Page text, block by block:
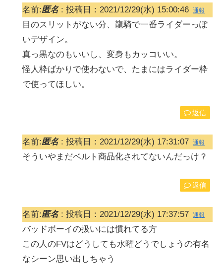
名前:匿名: 投稿日：2021/12/29(水) 15:00:46 通報
目のスリットがない分、龍騎で一番ライダーっぽ
いデザイン。
真っ黒なのもいいし、変身もカッコいい。
怪人枠ばかりで使わないで、たまにはライダー枠
で使ってほしい。
返信
名前:匿名: 投稿日：2021/12/29(水) 17:31:07 通報
そういやまだベルト商品化されてないんだっけ？
返信
名前:匿名: 投稿日：2021/12/29(水) 17:37:57 通報
バッドボーイの扱いには慣れてる方
この人のFVはどうしても水曜どうでしょうの有名
なシーン思い出しちゃう